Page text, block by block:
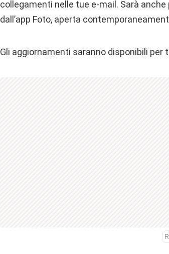
collegamenti nelle tue e-mail. Sarà
dall’app Foto, aperta
Gli aggiornamenti saranno disponibili per